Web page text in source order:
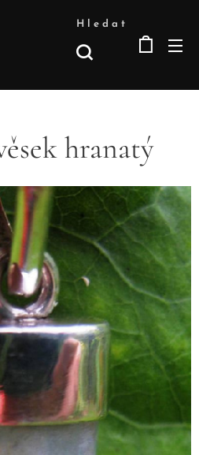
Hledat
hranatý